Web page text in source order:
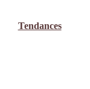
Tendances